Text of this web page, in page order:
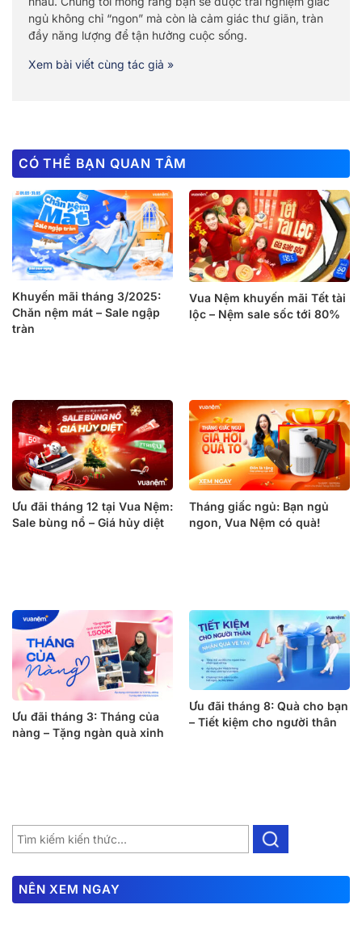
ngủ không chỉ “ngon” mà còn là cảm giác thư giãn, tràn
đầy năng lượng để tận hưởng cuộc sống.
Xem bài viết cùng tác giả »
CÓ THỂ BẠN QUAN TÂM
Khuyến mãi tháng 3/2025:
Chăn nệm mát – Sale ngập
tràn
Vua Nệm khuyến mãi Tết tài
lộc – Nệm sale sốc tới 80%
Ưu đãi tháng 12 tại Vua Nệm:
Sale bùng nổ – Giá hủy diệt
Tháng giấc ngủ: Bạn ngủ
ngon, Vua Nệm có quà!
Ưu đãi tháng 3: Tháng của
nàng – Tặng ngàn quà xinh
Ưu đãi tháng 8: Quà cho bạn
– Tiết kiệm cho người thân
NÊN XEM NGAY